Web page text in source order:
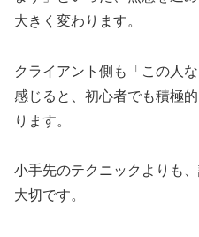
大きく変わります。
クライアント側も「この人
感じると、初心者でも積極
ります。
小手先のテクニックよりも
大切です。